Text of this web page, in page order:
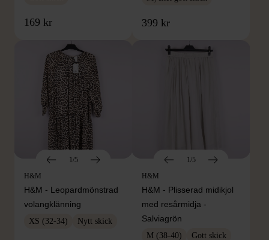
169 kr 399 kr
1/5
H&M
H&M - Leopardmönstrad
volangklänning
XS (32-34) Nytt skick
1/5
H&M
H&M - Plisserad midikjol
med resårmidja -
Salviagrön
M (38-40) Gott skick